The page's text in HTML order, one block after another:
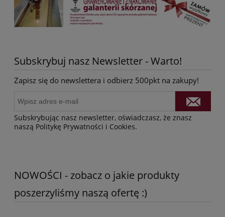
Subskrybuj nasz Newsletter - Warto!
Zapisz się do newslettera i odbierz 500pkt na zakupy!
Subskrybując nasz newsletter, oświadczasz, że znasz
naszą Politykę Prywatności i Cookies.
NOWOŚCI - zobacz o jakie produkty
poszerzyliśmy naszą ofertę :)